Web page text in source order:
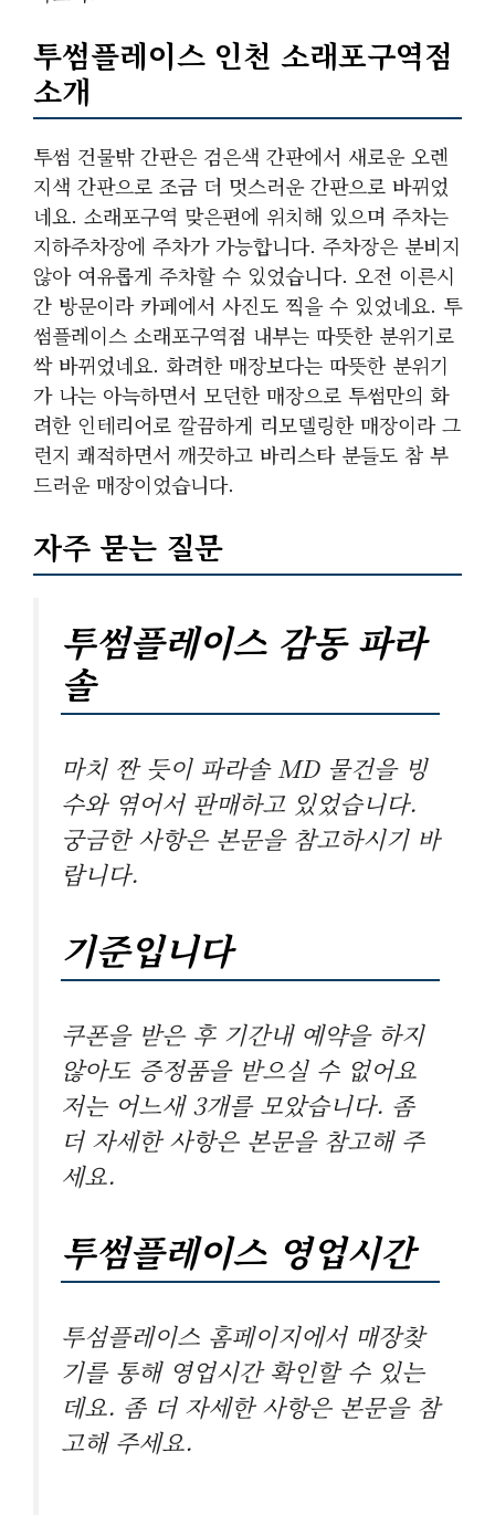
투썸플레이스 인천 소래포구역점
소개
투썸 건물밖 간판은 검은색 간판에서 새로운 오렌
지색 간판으로 조금 더 멋스러운 간판으로 바뀌었
네요. 소래포구역 맞은편에 위치해 있으며 주차는
지하주차장에 주차가 가능합니다. 주차장은 분비지
않아 여유롭게 주차할 수 있었습니다. 오전 이른시
간 방문이라 카페에서 사진도 찍을 수 있었네요. 투
썸플레이스 소래포구역점 내부는 따뜻한 분위기로
싹 바뀌었네요. 화려한 매장보다는 따뜻한 분위기
가 나는 아늑하면서 모던한 매장으로 투썸만의 화
려한 인테리어로 깔끔하게 리모델링한 매장이라 그
런지 쾌적하면서 깨끗하고 바리스타 분들도 참 부
드러운 매장이었습니다.
자주 묻는 질문
투썸플레이스 감동 파라
솔
마치 짠 듯이 파라솔 MD 물건을 빙
수와 엮어서 판매하고 있었습니다.
궁금한 사항은 본문을 참고하시기 바
랍니다.
기준입니다
쿠폰을 받은 후 기간내 예약을 하지
않아도 증정품을 받으실 수 없어요
저는 어느새 3개를 모았습니다. 좀
더 자세한 사항은 본문을 참고해 주
세요.
투썸플레이스 영업시간
투섬플레이스 홈페이지에서 매장찾
기를 통해 영업시간 확인할 수 있는
데요. 좀 더 자세한 사항은 본문을 참
고해 주세요.